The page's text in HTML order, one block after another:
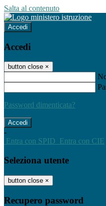
Salta al contenuto
Accedi
Accedi
button close ×
Password dimenticata?
-
Entra con SPID Entra con CIE
Seleziona utente
button close ×
Recupero password